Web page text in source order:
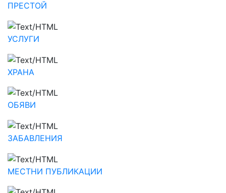
ПРЕСТОЙ
УСЛУГИ
ХРАНА
ОБЯВИ
ЗАБАВЛЕНИЯ
МЕСТНИ ПУБЛИКАЦИИ